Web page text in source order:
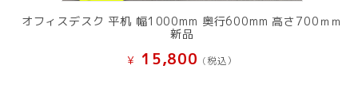
オフィスデスク 平机 幅1000mm 奥行600mm 高さ700ｍｍ
新品
¥ 15,800 (税込）